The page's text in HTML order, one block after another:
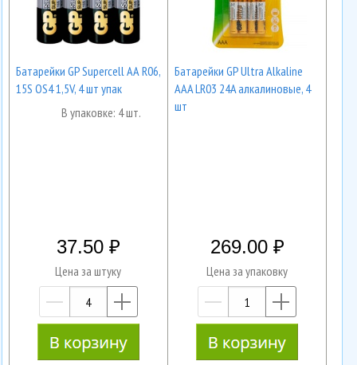
Батарейки GP Supercell AА R06,
15S OS4 1,5V, 4 шт упак
В упаковке: 4 шт.
37.50
Цена за штуку
—
Батарейки GP Ultra Alkaline
AAA LR03 24A алкалиновые, 4
шт
269.00
Цена за упаковку
—